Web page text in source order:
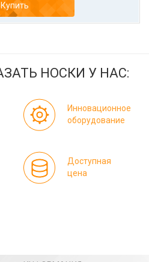
Купить
НОСКИ У НАС:
Инновационное
оборудование
Доступная
цена